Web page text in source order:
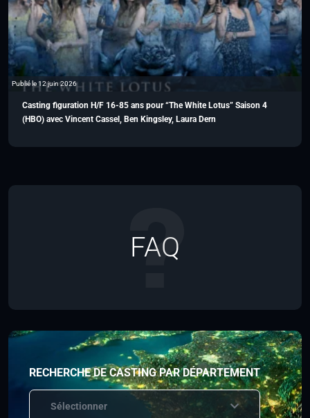
Publié le 12 juin 2026
Casting figuration H/F 16-85 ans pour “The White Lotus” Saison 4
(HBO) avec Vincent Cassel, Ben Kingsley, Laura Dern
FAQ
RECHERCHE DE CASTING PAR DÉPARTEMENT
Sélectionner